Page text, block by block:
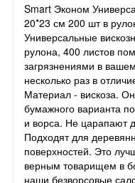
Smart Эконом
20*23 см 200 шт в
Универсальные
рулона, 400 листов
загрязнениями в
несколько раз в
Материал - вискоза.
бумажного варианта
и ворса. Не царапают
Подходят для
поверхностей. Это
верным товарищем в
наши безворсовые